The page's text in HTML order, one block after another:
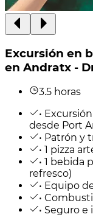
Excursión en
en Andratx -
3.5 horas
•
desde Port
• Patrón y
• 1 pizza
• 1 bebida
refresco)
• Equipo
•
• Seguro